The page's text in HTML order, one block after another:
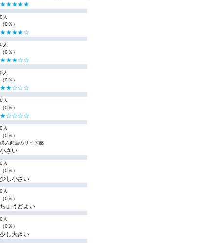
★★★★★
0人
（0％）
★★★★☆
0人
（0％）
★★★☆☆
0人
（0％）
★★☆☆☆
0人
（0％）
★☆☆☆☆
0人
（0％）
購入商品のサイズ感
小さい
0人
（0％）
少し小さい
0人
（0％）
ちょうどよい
0人
（0％）
少し大きい